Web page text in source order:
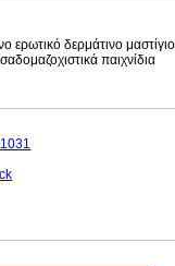
ερωτικό δερμάτινο
παιχνίδια